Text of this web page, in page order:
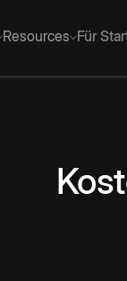
Resources Für